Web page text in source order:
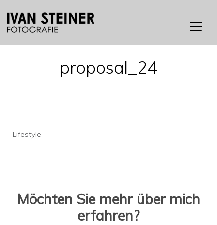
proposal_24
Beitragsnavigation
Lifestyle
Möchten Sie mehr über mich
erfahren?